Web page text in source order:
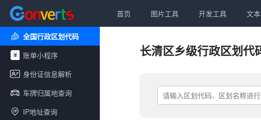
首页 图片工具 开发工具 文
全国行政区划代码
账单小程序
身份证信息解析
车牌归属地查询
IP地址查询
长清区乡级行政区划代